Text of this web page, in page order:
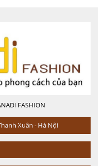
FASHION
Xuân - Hà Nội